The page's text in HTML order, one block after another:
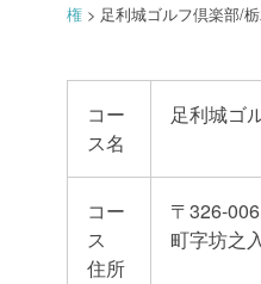
権 > 足利城ゴルフ倶楽部/
コー
ス名
足利城ゴ
コー
ス
住所
〒326-
町字坊之